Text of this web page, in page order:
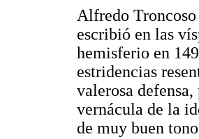
Alfredo
escribió en las
hemisferio en
estridencias
valerosa
vernácula de la
de muy buen